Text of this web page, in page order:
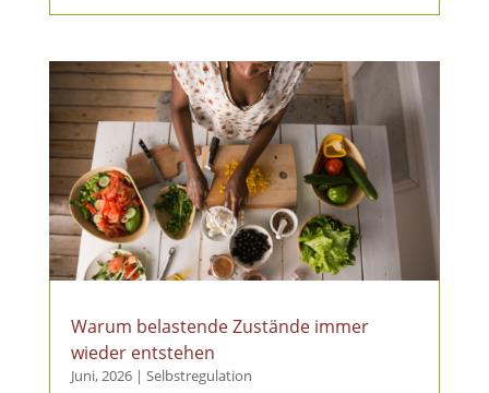
Warum belastende Zustände immer
wieder entstehen
Juni, 2026| Selbstregulation